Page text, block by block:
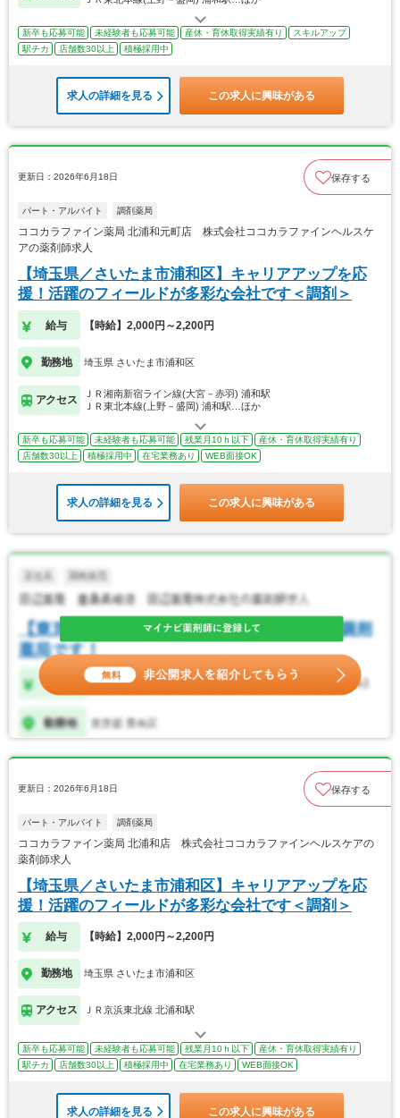
新卒も応募可能 未経験者も応募可能 産休・育休取得実績有り
スキルアップ
駅チカ
店舗数30以上 積極採用中
求人の詳細を見る この求人に興味がある
更新日：2026年6月18日 保存する
パート・アルバイト 調剤薬局
ココカラファイン薬局 北浦和元町店 株式会社ココカラファインヘルスケ
アの薬剤師求人
【埼玉県／さいたま市浦和区】キャリアアップを応
援！活躍のフィールドが多彩な会社です＜調剤＞
給与 【時給】2,000円～2,200円
勤務地 埼玉県 さいたま市浦和区
アクセス
ＪＲ湘南新宿ライン線(大宮－赤羽) 浦和駅
ＪＲ東北本線(上野－盛岡) 浦和駅…ほか
新卒も応募可能 未経験者も応募可能 残業月10ｈ以下
産休・育休取得実績有り
店舗数30以上
積極採用中 在宅業務あり WEB面接OK
求人の詳細を見る この求人に興味がある
更新日：2026年6月18日 保存する
パート・アルバイト 調剤薬局
ココカラファイン薬局 北浦和店 株式会社ココカラファインヘルスケアの
薬剤師求人
【埼玉県／さいたま市浦和区】キャリアアップを応
援！活躍のフィールドが多彩な会社です＜調剤＞
給与 【時給】2,000円～2,200円
勤務地 埼玉県 さいたま市浦和区
アクセス ＪＲ京浜東北線 北浦和駅
新卒も応募可能 未経験者も応募可能 残業月10ｈ以下
産休・育休取得実績有り
駅チカ
店舗数30以上 積極採用中 在宅業務あり WEB面接OK
求人の詳細を見る この求人に興味がある